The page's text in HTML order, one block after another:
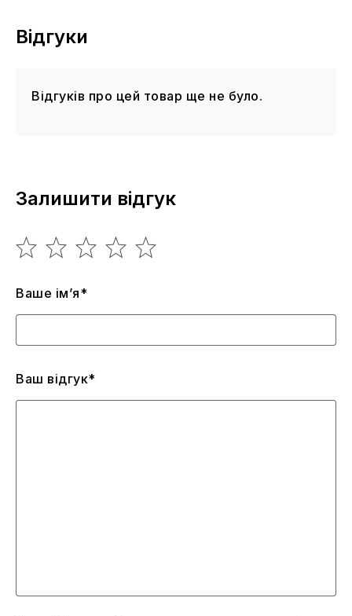
Відгуки
Відгуків про цей товар ще не було.
Залишити відгук
Ваше ім’я*
Ваш відгук*